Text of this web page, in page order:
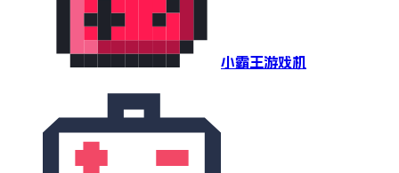
小霸王游戏机